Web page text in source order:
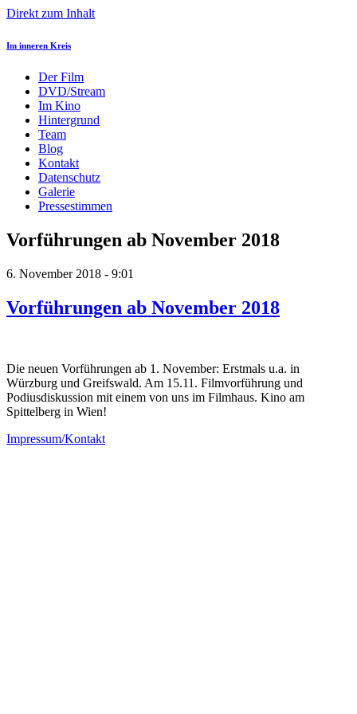
Direkt zum Inhalt
Im inneren Kreis
Der Film
DVD/Stream
Im Kino
Hintergrund
Team
Blog
Kontakt
Datenschutz
Galerie
Pressestimmen
Vorführungen ab November 2018
6. November 2018 - 9:01
Vorführungen ab November 2018
Die neuen Vorführungen ab 1. November: Erstmals u.a. in
Würzburg​ und Greifswald​. Am 15.11. Filmvorführung und
Podiusdiskussion mit einem von uns im Filmhaus. Kino am
Spittelberg​ in Wien​!
Impressum/Kontakt